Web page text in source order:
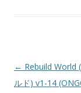
Post
navigation
← Rebuild World
ルド) v1-14